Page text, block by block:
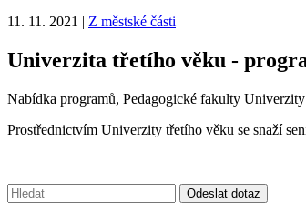
11. 11. 2021 | Z městské části
Univerzita třetího věku -
Nabídka programů, Pedagogické fakulty
Prostřednictvím Univerzity třetího věku se snaží
Vyhledávání: Odeslat dotaz